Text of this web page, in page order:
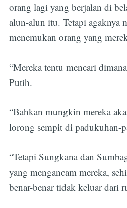
orang lagi yang berjalan di
alun-alun itu. Tetapi agaknya
menemukan orang yang
“Mereka tentu mencari
Putih.
“Bahkan mungkin mereka
lorong sempit di padukuhan-
“Tetapi Sungkana dan
yang mengancam mereka,
benar-benar tidak keluar dari